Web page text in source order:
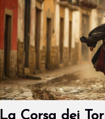
La Corsa dei